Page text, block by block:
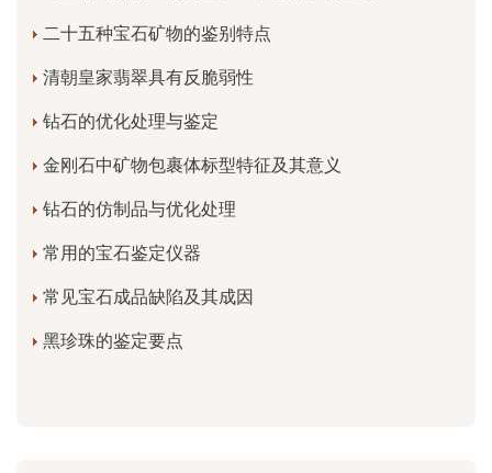
二十五种宝石矿物的鉴别特点
清朝皇家翡翠具有反脆弱性
钻石的优化处理与鉴定
金刚石中矿物包裹体标型特征及其意义
钻石的仿制品与优化处理
常用的宝石鉴定仪器
常见宝石成品缺陷及其成因
黑珍珠的鉴定要点